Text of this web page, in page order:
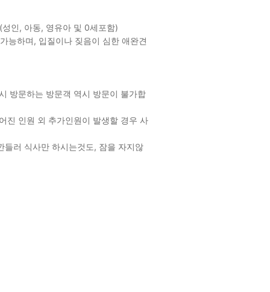
인, 아동, 영유아 및 0세포함)
능하며, 입질이나 짖음이 심한 애완견
방문하는 방문객 역시 방문이 불가합
진 인원 외 추가인원이 발생할 경우 사
러 식사만 하시는것도, 잠을 자지않